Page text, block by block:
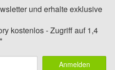
und erhalte exklusive
kostenlos - Zugriff auf 1,4
Anmelden